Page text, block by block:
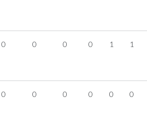
0 0 0 0 1 1
0 0 0 0 0 0